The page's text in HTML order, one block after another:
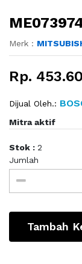
Merk :
Rp.
Dijual Oleh.:
Mitra aktif
Stok : 2
Jumlah
Tambah